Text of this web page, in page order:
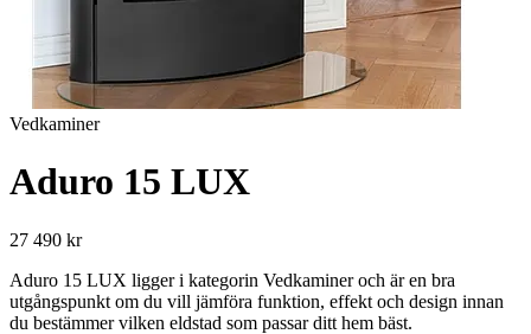
Vedkaminer
Aduro 15 LUX
27 490 kr
Aduro 15 LUX ligger i kategorin Vedkaminer och är en bra
utgångspunkt om du vill jämföra funktion, effekt och design innan
du bestämmer vilken eldstad som passar ditt hem bäst.